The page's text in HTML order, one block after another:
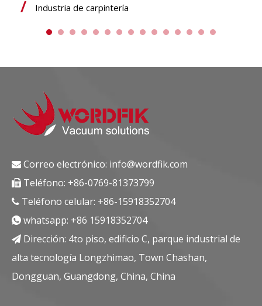
Industria de carpintería
 Correo electrónico: info@wordfik.com
 Teléfono: +86-0769-81373799
 Teléfono celular: +86-15918352704
 whatsapp: +86 15918352704
 Dirección: 4to piso, edificio C, parque industrial de
alta tecnología Longzhimao, Town Chashan,
Dongguan, Guangdong, China, China